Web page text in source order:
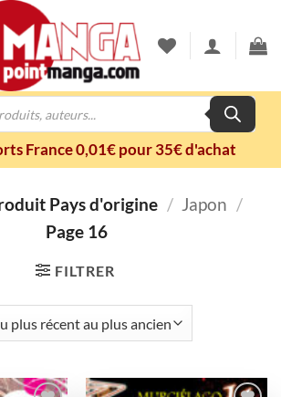
France 0,01€ pour 35€ d'achat
Pays d'origine / Japon /
Page 16
FILTRER